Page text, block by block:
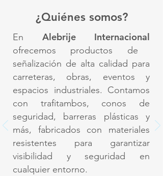
extremas.
¿Quiénes somos?
En Alebrije Internacional
ofrecemos productos de
señalización de alta calidad para
carreteras, obras, eventos y
espacios industriales. Contamos
con trafitambos, conos de
seguridad, barreras plásticas y
más, fabricados con materiales
resistentes para garantizar
visibilidad y seguridad en
cualquier entorno.